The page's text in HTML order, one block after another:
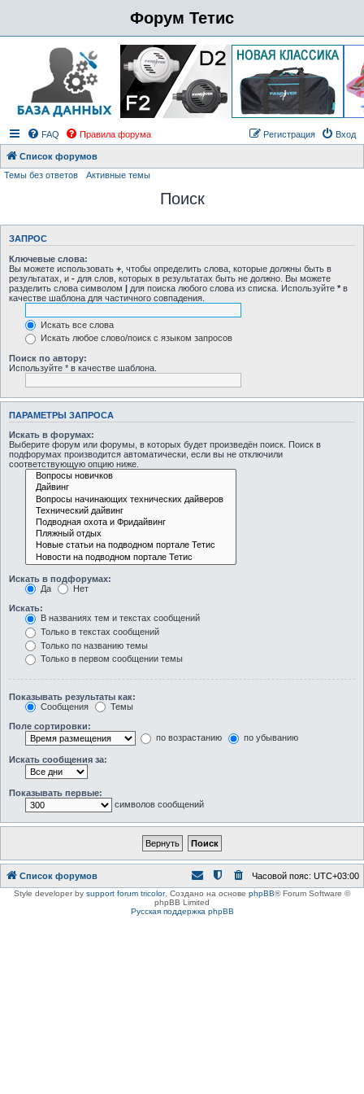
Форум Тетис
FAQ Правила форума Вход
Регистрация
Список форумов
Темы без ответов
Активные темы
Поиск
ЗАПРОС
Ключевые слова:
Вы можете использовать + , чтобы определить слова, которые должны быть в
результатах, и - для слов, которых в результатах быть не должно. Вы можете
разделить слова символом | для поиска любого слова из списка. Используйте * в
качестве шаблона для частичного совпадения.
Искать все слова
Искать любое слово/поиск с языком запросов
Поиск по автору:
Используйте * в качестве шаблона.
ПАРАМЕТРЫ ЗАПРОСА
Искать в форумах:
Выберите форум или форумы, в которых будет произведён поиск. Поиск в
подфорумах производится автоматически, если вы не отключили
соответствующую опцию ниже.
Искать в подфорумах:
Да
Нет
Искать:
В названиях тем и текстах сообщений
Только в текстах сообщений
Только по названию темы
Только в первом сообщении темы
Показывать результаты как:
Сообщения
Темы
Поле сортировки:
по возрастанию
по убыванию
Искать сообщения за:
Показывать первые:
символов сообщений
Список форумов Часовой пояс: UTC+03:00
Style developer by support forum tricolor, Создано на основе phpBB® Forum Software ©
phpBB Limited
Русская поддержка phpBB